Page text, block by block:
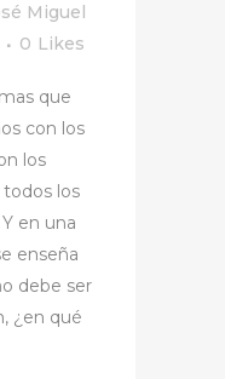
Miguel
0 Likes
que
con los
los
los
en una
enseña
debe ser
¿en qué